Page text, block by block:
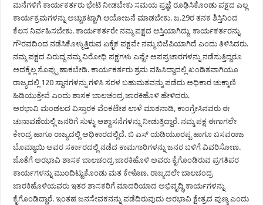
ಮನೆಗಳಿಗೆ ಕಾರ್ಯಕರ್ತರು ಭೇಟಿ ನೀಡಬೇಕು ಸಮಯ ಪ್ರಜ್ಞೆ ರೂಢಿಸಿಕೊಂಡು ಪಕ್ಷದ ಎಲ್ಲ
ಕಾರ್ಯಕ್ರಮಗಳನ್ನು ಅಚ್ಚುಕಟ್ಟಾಗಿ ಆಯೋಜನೆ ಮಾಡಬೇಕು. ಜ.29ರ ತನಕ ಶಿಸ್ತಿನಿಂದ
ಕೆಲಸ ನಿರ್ವಹಿಸಬೇಕು. ಕಾರ್ಯಕರ್ತರೇ ನಮ್ಮ ಪಕ್ಷದ ಆಸ್ತಿಯಾಗಿದ್ದು, ಕಾರ್ಯಕರ್ತರನ್ನು
ಗೌರವದಿಂದ ನಡೆಸಿಕೊಳ್ಳುತ್ತಿರುವ ಏಕೈಕ ಪಕ್ಷವೇ ನಮ್ಮ ಬಿಜೆಪಿಯಾಗಿದೆ ಎಂದು ತಿಳಿಸಿದರು.
ನಮ್ಮ ಪಕ್ಷದ ವಿರುದ್ದ ನಮ್ಮ ವಿರೋಧಿ ಪಕ್ಷಗಳು ಎಷ್ಟೇ ಅಪಪ್ರಚಾರಗಳನ್ನು ನಡೆಸುತ್ತಿದ್ದರೂ
ಅದಕ್ಕೆಲ್ಲ ಸೊಪ್ಪು ಹಾಕಬೇಡಿ. ಕಾರ್ಯಕರ್ತರು ಶ್ರಮ ವಹಿಸಿದ್ದಾದಲ್ಲಿ ಖಂಡಿತವಾಗಿಯೂ
ರಾಜ್ಯದಲ್ಲಿ 120 ಸ್ಥಾನಗಳನ್ನು ಗಳಿಸಿ ಸರಳ ಬಹುಮತವನ್ನು ಪಡೆದು ಅಧಿಕಾರ ಚುಕ್ಕಾಣಿ
ಹಿಡಿಯುತ್ತೇವೆ ಎಂದು ಶಾಸಕ ಬಾಲಚಂದ್ರ ಜಾರಕಿಹೊಳಿ ಹೇಳಿದರು.
ಅರಭಾವಿ ಮಂಡಲದ ವಿಸ್ತಾರಕ ವೆಂಕಟೇಶ ಲಾಳೆ ಮಾತನಾಡಿ, ಕಾಂಗ್ರೇಸಿನವರು ಈ
ಚುನಾವಣೆಯಲ್ಲಿ ಜನರಿಗೆ ಸುಳ್ಳು ಆಶ್ವಾಸನೆಗಳನ್ನು ನೀಡುತ್ತಿದ್ದಾರೆ. ನಮ್ಮ ಪಕ್ಷ ಈಗಾಗಲೇ
ಕೇಂದ್ರ ಹಾಗೂ ರಾಜ್ಯದಲ್ಲಿ ಅಧಿಕಾರದಲ್ಲಿದೆ. ಬಿ ಎಸ್ ಯಡಿಯೂರಪ್ಪ ಹಾಗೂ ಬಸವರಾಜ
ಬೊಮ್ಮಾಯಿ ಅವರ ಸರ್ಕಾರದಲ್ಲಿ ನಡೆದ ಕಾಮಗಾರಿಗಳನ್ನು ಜನರ ಬಳಿಗೆ ವಿವರಿಸೋಣ.
ಜೊತೆಗೆ ಅರಭಾವಿ ಶಾಸಕ ಬಾಲಚಂದ್ರ ಜಾರಕಿಹೊಳಿ ಅವರು ಕೈಗೊಂಡಿರುವ ಪ್ರಗತಿಪರ
ಕಾರ್ಯಗಳನ್ನು ಮುಂದಿಟ್ಟುಕೊಂಡು ಮತ ಕೇಳೊಣ. ರಾಜ್ಯದಲೇ ಬಾಲಚಂದ್ರ
ಜಾರಕಿಹೊಳಿಯವರು ಇತರ ಶಾಸಕರಿಗೆ ಮಾದರಿಯಾದ ಅಭಿವೃದ್ಧಿ ಕಾರ್ಯಗಳನ್ನು
ಕೈಗೊಂಡಿದ್ದಾರೆ. ಇಂತಹ ಜನಸೇವಕನನ್ನು ಪಡೆದಿರುವುದು ಅರಭಾವಿ ಕ್ಷೇತ್ರದ ಪುಣ್ಯ ಎಂದು